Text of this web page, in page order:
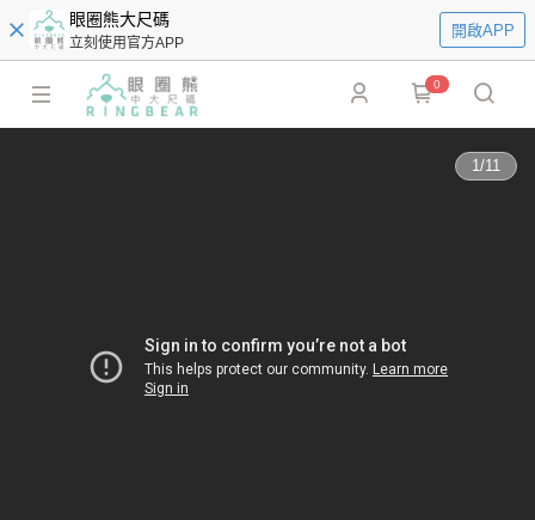
眼圈熊大尺碼
立刻使用官方APP
開啟APP
0
1/11